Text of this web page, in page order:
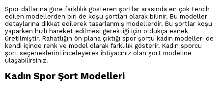
Spor dallarına göre farklılık gösteren şortlar arasında en çok tercih
edilen modellerden biri de koşu şortları olarak bilinir. Bu modeller
detaylarına dikkat edilerek tasarlanmış modellerdir. Bu şortlar koşu
yaparken hızlı hareket edilmesi gerektiği için oldukça esnek
üretilmiştir. Rahatlığın ön plana çıktığı spor şortu kadın modelleri de
kendi içinde renk ve model olarak farklılık gösterir. Kadın sporcu
şort seçeneklerini inceleyerek ihtiyacınız olan şort modeline
ulaşabilirsiniz.
Kadın Spor Şort Modelleri